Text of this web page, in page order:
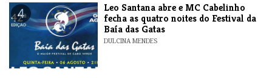
4
​Leo Santana abre e MC Cabelinho
fecha as quatro noites do Festival da
Baía das Gatas
DULCINA MENDES